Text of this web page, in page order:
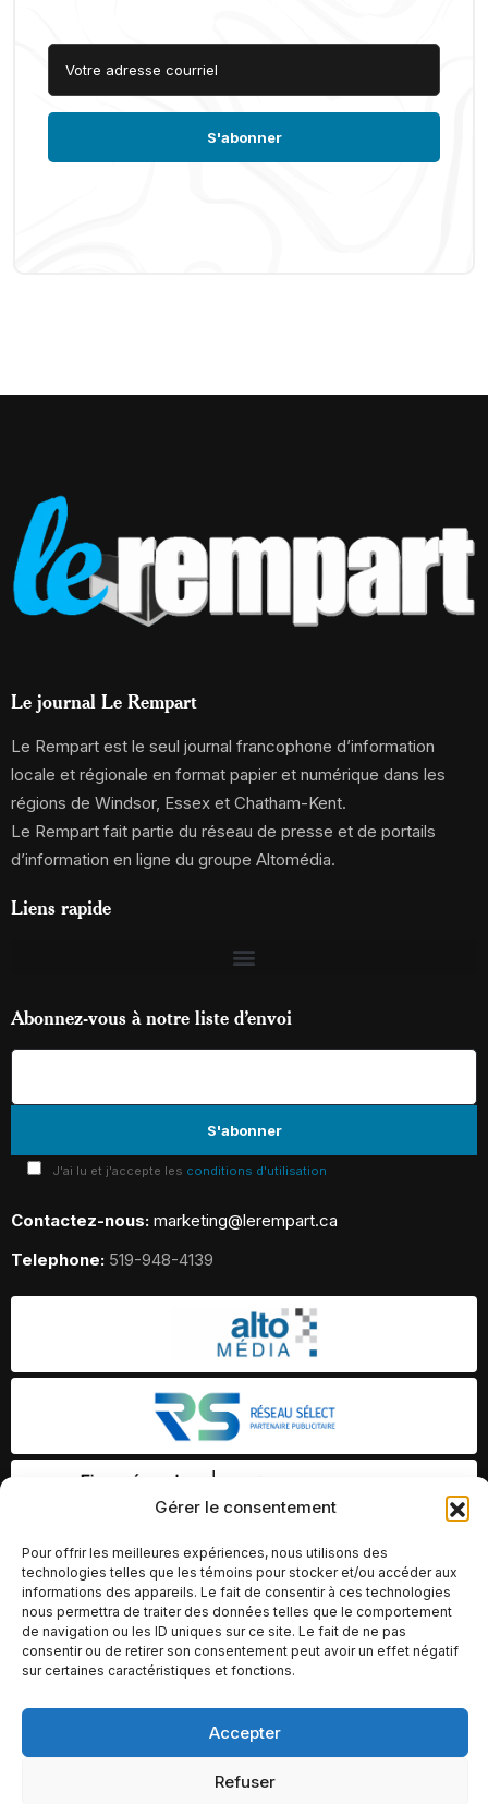
Gérer le consentement
Pour offrir les meilleures expériences, nous utilisons des
technologies telles que les témoins pour stocker et/ou accéder aux
informations des appareils. Le fait de consentir à ces technologies
nous permettra de traiter des données telles que le comportement
de navigation ou les ID uniques sur ce site. Le fait de ne pas
consentir ou de retirer son consentement peut avoir un effet négatif
sur certaines caractéristiques et fonctions.
Accepter
Refuser
Le journal Le Rempart
Le Rempart est le seul journal francophone d’information
locale et régionale en format papier et numérique dans les
régions de Windsor, Essex et Chatham-Kent.
Le Rempart fait partie du réseau de presse et de portails
d’information en ligne du groupe Altomédia.
Liens rapide
Abonnez-vous à notre liste d’envoi
J'ai lu et j'accepte les conditions d'utilisation
Contactez-nous: marketing@lerempart.ca
Telephone: 519-948-4139
© Copyright 2026 – Altomédia Inc |